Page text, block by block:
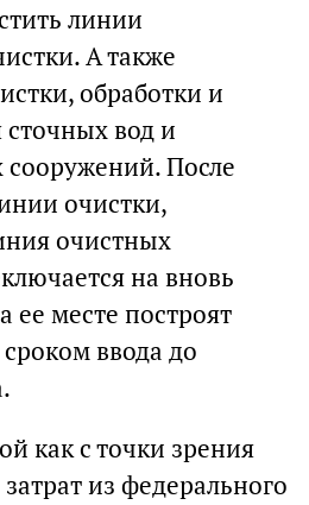
линии
А также
обработки и
вод и
сооружений. После
очистки,
очистных
на вновь
ее месте построят
ввода до
как с точки зрения
из федерального